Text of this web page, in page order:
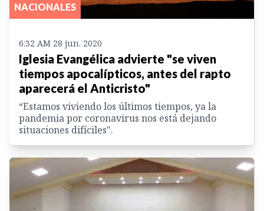
NACIONALES
6:32 AM 28 jun. 2020
Iglesia Evangélica advierte "se viven
tiempos apocalípticos, antes del rapto
aparecerá el Anticristo"
“Estamos viviendo los últimos tiempos, ya la
pandemia por coronavirus nos está dejando
situaciones difíciles".